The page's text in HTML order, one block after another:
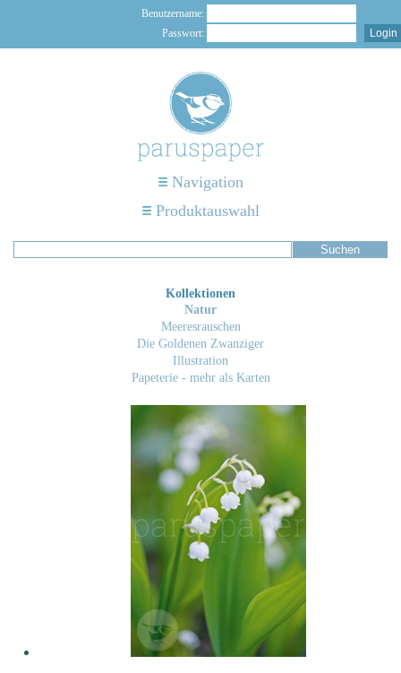
Benutzername:
Passwort:
Navigation
Produktauswahl
Kollektionen
Natur
Meeresrauschen
Die Goldenen Zwanziger
Illustration
Papeterie - mehr als Karten